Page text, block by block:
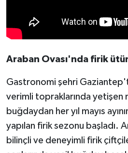
Araban Ovası'nda firik
Gastronomi şehri
verimli topraklarında yetişen
buğdaydan her yıl mayıs
yapılan firik sezonu başladı.
bilinçli ve deneyimli firik